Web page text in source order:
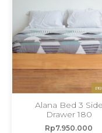
Alana Bed 3 Side
Drawer 180
Rp7.950.000